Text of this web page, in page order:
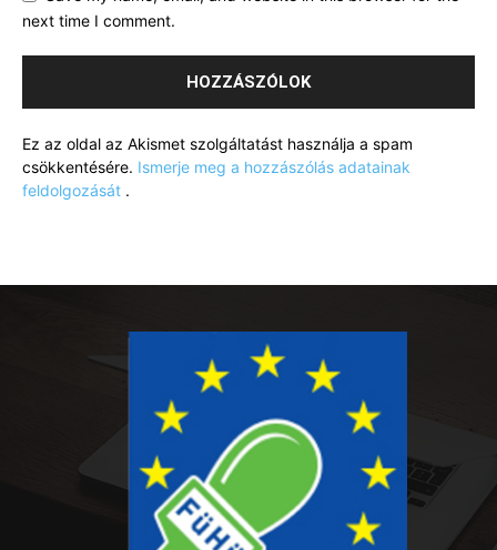
next time I comment.
Ez az oldal az Akismet szolgáltatást használja a spam
csökkentésére. Ismerje meg a hozzászólás adatainak
feldolgozását .